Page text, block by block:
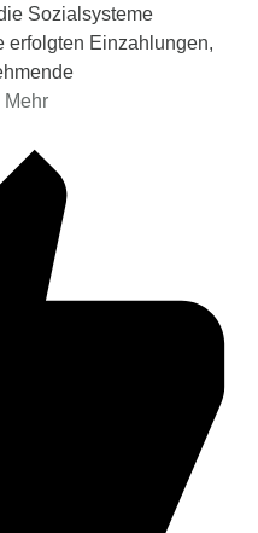
Sozialsysteme
erfolgten Einzahlungen,
Mehr